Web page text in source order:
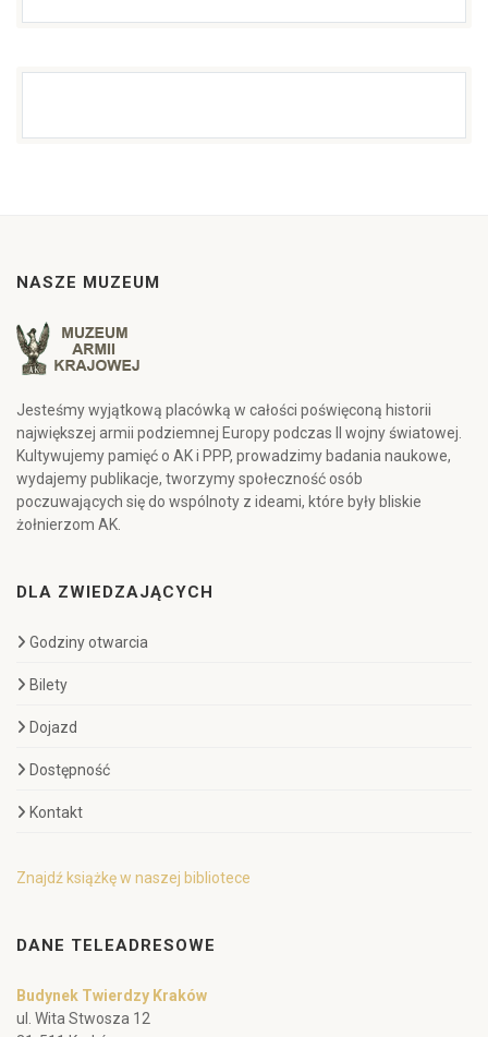
NASZE MUZEUM
Jesteśmy wyjątkową placówką w całości poświęconą historii
największej armii podziemnej Europy podczas II wojny światowej.
Kultywujemy pamięć o AK i PPP, prowadzimy badania naukowe,
wydajemy publikacje, tworzymy społeczność osób
poczuwających się do wspólnoty z ideami, które były bliskie
żołnierzom AK.
DLA ZWIEDZAJĄCYCH
Godziny otwarcia
Bilety
Dojazd
Dostępność
Kontakt
Znajdź książkę w naszej bibliotece
DANE TELEADRESOWE
Budynek Twierdzy Kraków
ul. Wita Stwosza 12